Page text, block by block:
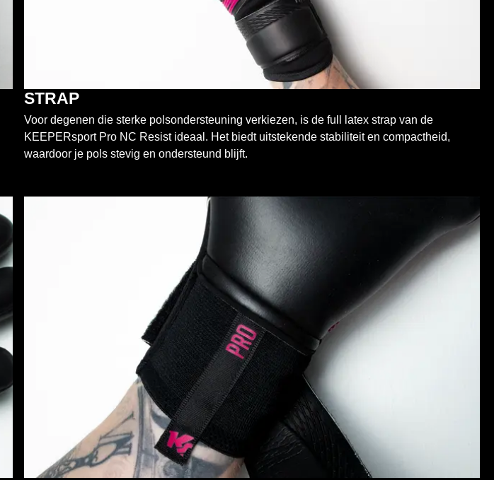
STRAP
Voor degenen die sterke polsondersteuning verkiezen, is de full latex strap van de
KEEPERsport Pro NC Resist ideaal. Het biedt uitstekende stabiliteit en compactheid,
waardoor je pols stevig en ondersteund blijft.